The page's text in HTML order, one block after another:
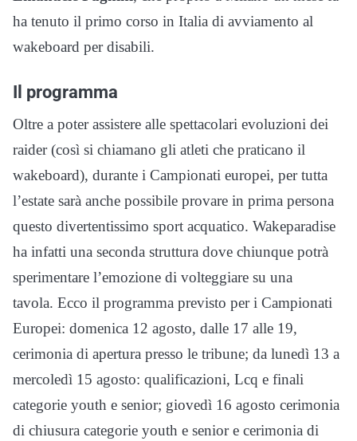
ha tenuto il primo corso in Italia di avviamento al
wakeboard per disabili.
Il programma
Oltre a poter assistere alle spettacolari evoluzioni dei
raider (così si chiamano gli atleti che praticano il
wakeboard), durante i Campionati europei, per tutta
l’estate sarà anche possibile provare in prima persona
questo divertentissimo sport acquatico. Wakeparadise
ha infatti una seconda struttura dove chiunque potrà
sperimentare l’emozione di volteggiare su una
tavola. Ecco il programma previsto per i Campionati
Europei: domenica 12 agosto, dalle 17 alle 19,
cerimonia di apertura presso le tribune; da lunedì 13 a
mercoledì 15 agosto: qualificazioni, Lcq e finali
categorie youth e senior; giovedì 16 agosto cerimonia
di chiusura categorie youth e senior e cerimonia di